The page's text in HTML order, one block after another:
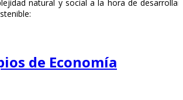
natural y social a la hora de desarrollar
de Economía